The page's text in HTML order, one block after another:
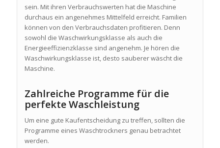
sein. Mit ihren Verbrauchswerten hat die Maschine
durchaus ein angenehmes Mittelfeld erreicht. Familien
können von den Verbrauchsdaten profitieren. Denn
sowohl die Waschwirkungsklasse als auch die
Energieeffizienzklasse sind angenehm. Je hören die
Waschwirkungsklasse ist, desto sauberer wäscht die
Maschine.
Zahlreiche Programme für die
perfekte Waschleistung
Um eine gute Kaufentscheidung zu treffen, sollten die
Programme eines Waschtrockners genau betrachtet
werden.